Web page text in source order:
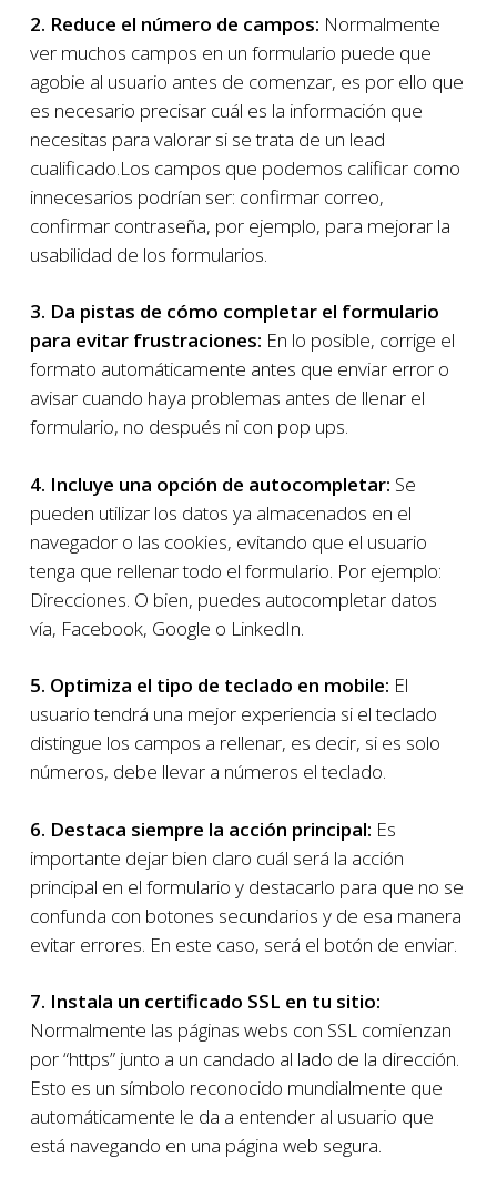
2. Reduce el número de campos: Normalmente
ver muchos campos en un formulario puede que
agobie al usuario antes de comenzar, es por ello que
es necesario precisar cuál es la información que
necesitas para valorar si se trata de un lead
cualificado.Los campos que podemos calificar como
innecesarios podrían ser: confirmar correo,
confirmar contraseña, por ejemplo, para mejorar la
usabilidad de los formularios.
3. Da pistas de cómo completar el formulario
para evitar frustraciones: En lo posible, corrige el
formato automáticamente antes que enviar error o
avisar cuando haya problemas antes de llenar el
formulario, no después ni con pop ups.
4. Incluye una opción de autocompletar: Se
pueden utilizar los datos ya almacenados en el
navegador o las cookies, evitando que el usuario
tenga que rellenar todo el formulario. Por ejemplo:
Direcciones. O bien, puedes autocompletar datos
vía, Facebook, Google o LinkedIn.
5. Optimiza el tipo de teclado en mobile: El
usuario tendrá una mejor experiencia si el teclado
distingue los campos a rellenar, es decir, si es solo
números, debe llevar a números el teclado.
6. Destaca siempre la acción principal: Es
importante dejar bien claro cuál será la acción
principal en el formulario y destacarlo para que no se
confunda con botones secundarios y de esa manera
evitar errores. En este caso, será el botón de enviar.
7. Instala un certificado SSL en tu sitio:
Normalmente las páginas webs con SSL comienzan
por “https” junto a un candado al lado de la dirección.
Esto es un símbolo reconocido mundialmente que
automáticamente le da a entender al usuario que
está navegando en una página web segura.